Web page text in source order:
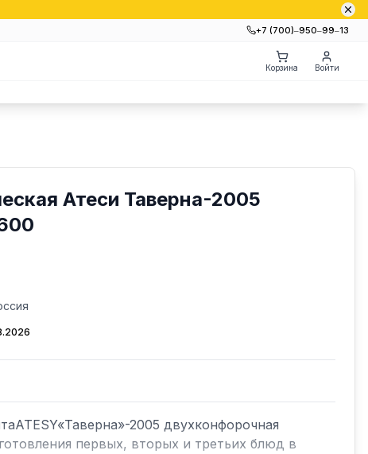
+7 (700)‒950‒99‒13
Корзина Войти
Атеси Таверна-2005
2005 двухконфорочная
первых, вторых и третьих блюд в